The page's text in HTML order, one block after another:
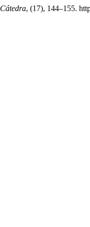
Cátedra, (17), 144–155.